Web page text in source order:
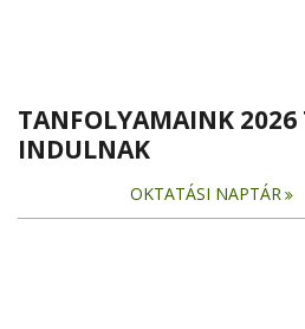
TANFOLYAMAINK 2026
INDULNAK
OKTATÁSI NAPTÁR